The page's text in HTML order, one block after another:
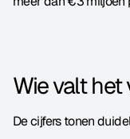
Wie valt
De cijfers tonen